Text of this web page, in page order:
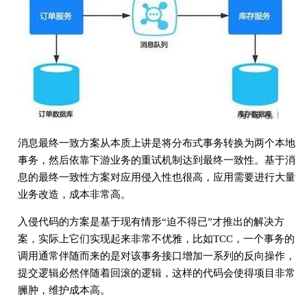
消息最终一致方案从本质上讲是将分布式事务转换为两个本地
事务，然后依靠下游业务的重试机制达到最终一致性。基于消
息的最终一致性方案对应用侵入性也很高，应用需要进行大量
业务改造，成本非常高。
入侵代码的方案是基于现有情形“迫不得已”才推出的解决方
案，实际上它们实现起来非常不优雅，比如TCC，一个事务的
调用通常伴随而来的是对该事务接口增加一系列的反向操作，
提交逻辑必然伴随着回滚的逻辑，这样的代码会使得项目非常
臃肿，维护成本高。